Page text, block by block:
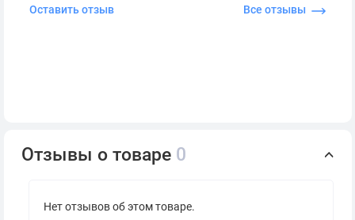
Оставить отзыв Все отзывы
Отзывы о товаре 0
Нет отзывов об этом товаре.